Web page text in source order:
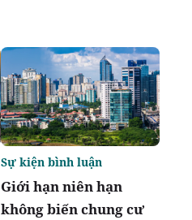
Giới hạn niên hạn
không biến chung cư
Sự kiện bình luận